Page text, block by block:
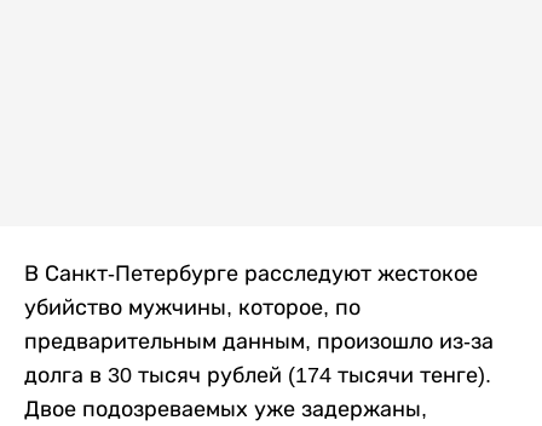
В Санкт-Петербурге расследуют жестокое
убийство мужчины, которое, по
предварительным данным, произошло из-за
долга в 30 тысяч рублей (174 тысячи тенге).
Двое подозреваемых уже задержаны,